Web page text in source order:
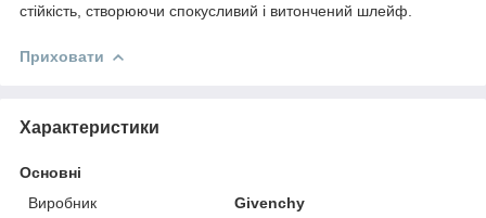
стійкість, створюючи спокусливий і витончений шлейф.
Приховати
Характеристики
Основні
Виробник
Givenchy